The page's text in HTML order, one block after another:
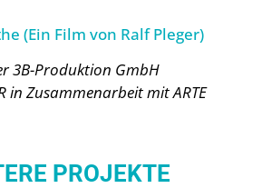
(Ein Film von Ralf Pleger)
3B-Produktion GmbH
in Zusammenarbeit mit ARTE
PROJEKTE